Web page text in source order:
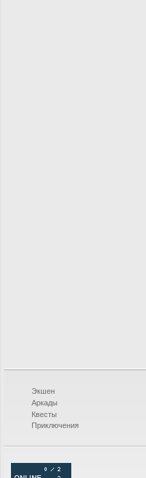
Экшен
Аркады
Квесты
Приключения